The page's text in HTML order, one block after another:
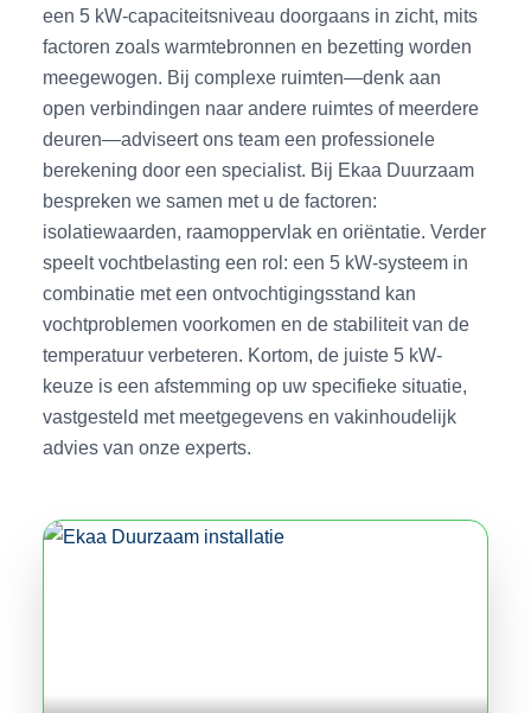
een 5 kW-capaciteitsniveau doorgaans in zicht, mits
factoren zoals warmtebronnen en bezetting worden
meegewogen. Bij complexe ruimten—denk aan
open verbindingen naar andere ruimtes of meerdere
deuren—adviseert ons team een professionele
berekening door een specialist. Bij Ekaa Duurzaam
bespreken we samen met u de factoren:
isolatiewaarden, raamoppervlak en oriëntatie. Verder
speelt vochtbelasting een rol: een 5 kW-systeem in
combinatie met een ontvochtigingsstand kan
vochtproblemen voorkomen en de stabiliteit van de
temperatuur verbeteren. Kortom, de juiste 5 kW-
keuze is een afstemming op uw specifieke situatie,
vastgesteld met meetgegevens en vakinhoudelijk
advies van onze experts.